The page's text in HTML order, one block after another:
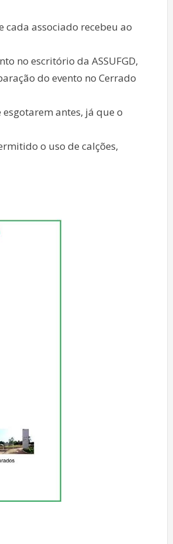
cada associado recebeu ao
no escritório da ASSUFGD,
do evento no Cerrado
antes, já que o
o uso de calções,